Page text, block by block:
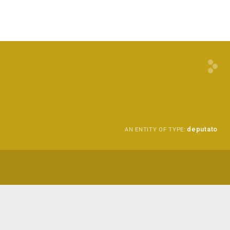
AN ENTITY OF TYPE: deputato